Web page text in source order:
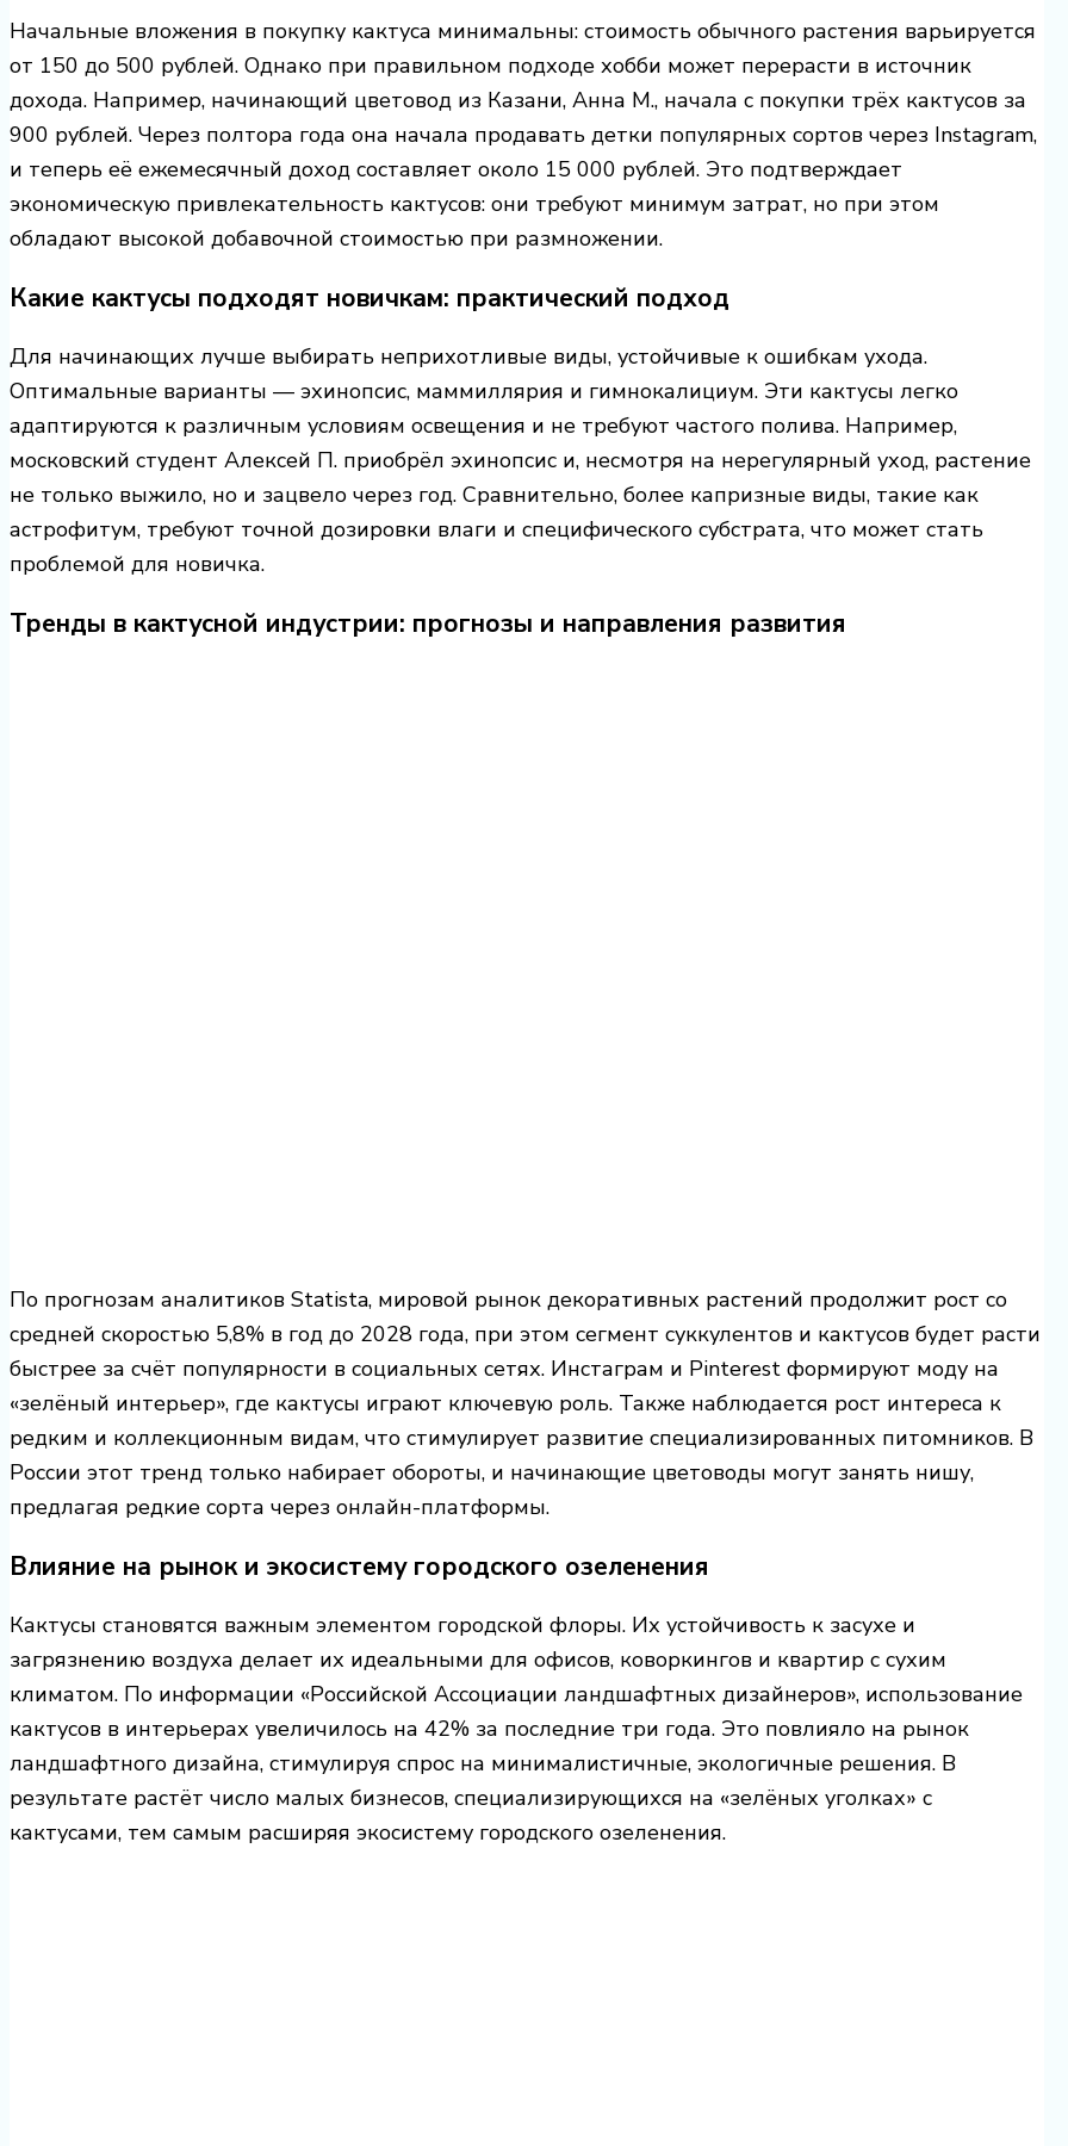
Начальные вложения в покупку кактуса минимальны: стоимость обычного растения варьируется
от 150 до 500 рублей. Однако при правильном подходе хобби может перерасти в источник
дохода. Например, начинающий цветовод из Казани, Анна М., начала с покупки трёх кактусов за
900 рублей. Через полтора года она начала продавать детки популярных сортов через Instagram,
и теперь её ежемесячный доход составляет около 15 000 рублей. Это подтверждает
экономическую привлекательность кактусов: они требуют минимум затрат, но при этом
обладают высокой добавочной стоимостью при размножении.
Какие кактусы подходят новичкам: практический подход
Для начинающих лучше выбирать неприхотливые виды, устойчивые к ошибкам ухода.
Оптимальные варианты — эхинопсис, маммиллярия и гимнокалициум. Эти кактусы легко
адаптируются к различным условиям освещения и не требуют частого полива. Например,
московский студент Алексей П. приобрёл эхинопсис и, несмотря на нерегулярный уход, растение
не только выжило, но и зацвело через год. Сравнительно, более капризные виды, такие как
астрофитум, требуют точной дозировки влаги и специфического субстрата, что может стать
проблемой для новичка.
Тренды в кактусной индустрии: прогнозы и направления развития
По прогнозам аналитиков Statista, мировой рынок декоративных растений продолжит рост со
средней скоростью 5,8% в год до 2028 года, при этом сегмент суккулентов и кактусов будет расти
быстрее за счёт популярности в социальных сетях. Инстаграм и Pinterest формируют моду на
«зелёный интерьер», где кактусы играют ключевую роль. Также наблюдается рост интереса к
редким и коллекционным видам, что стимулирует развитие специализированных питомников. В
России этот тренд только набирает обороты, и начинающие цветоводы могут занять нишу,
предлагая редкие сорта через онлайн-платформы.
Влияние на рынок и экосистему городского озеленения
Кактусы становятся важным элементом городской флоры. Их устойчивость к засухе и
загрязнению воздуха делает их идеальными для офисов, коворкингов и квартир с сухим
климатом. По информации «Российской Ассоциации ландшафтных дизайнеров», использование
кактусов в интерьерах увеличилось на 42% за последние три года. Это повлияло на рынок
ландшафтного дизайна, стимулируя спрос на минималистичные, экологичные решения. В
результате растёт число малых бизнесов, специализирующихся на «зелёных уголках» с
кактусами, тем самым расширяя экосистему городского озеленения.